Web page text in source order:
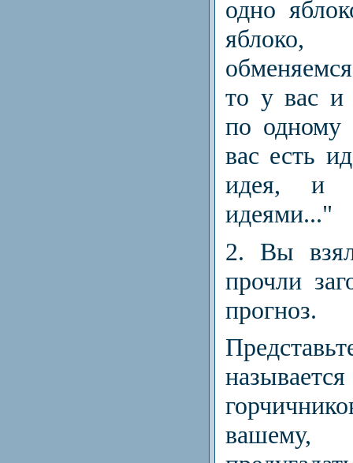
одно
то у вас и
по одному
вас есть
идея, и
идеями..."
2. Вы
прочли
прогноз.